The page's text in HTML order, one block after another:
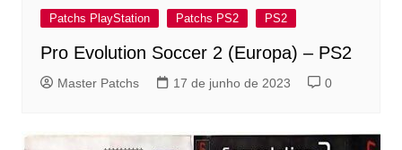
Patchs PlayStation Patchs PS2 PS2
Pro Evolution Soccer 2 (Europa) – PS2
Master Patchs 17 de junho de 2023 0